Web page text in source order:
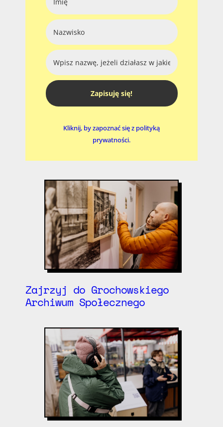
Zapisuję się!
Kliknij, by zapoznać się z polityką
prywatności.
Zajrzyj do Grochowskiego
Archiwum Społecznego